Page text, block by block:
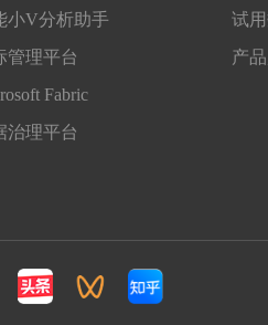
小V分析助手
管理平台
Fabric
治理平台
试
产